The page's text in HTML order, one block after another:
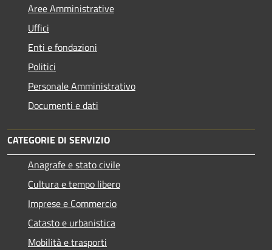
Aree Amministrative
Uffici
Enti e fondazioni
Politici
Personale Amministrativo
Documenti e dati
CATEGORIE DI SERVIZIO
Anagrafe e stato civile
Cultura e tempo libero
Imprese e Commercio
Catasto e urbanistica
Mobilità e trasporti